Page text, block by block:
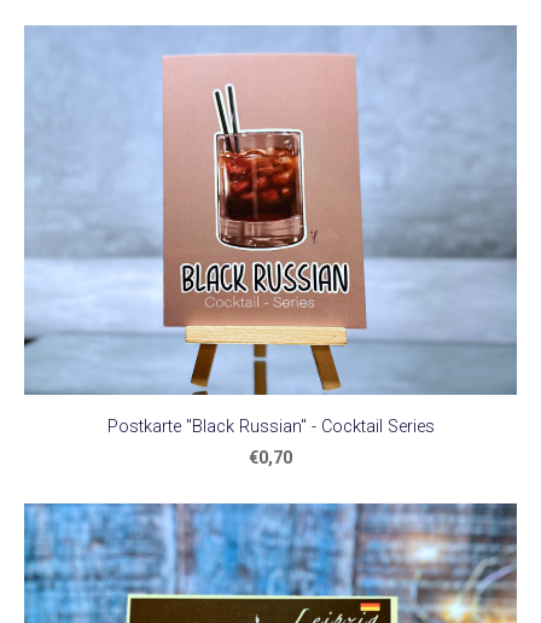
Postkarte "Black Russian" - Cocktail Series
€0,70